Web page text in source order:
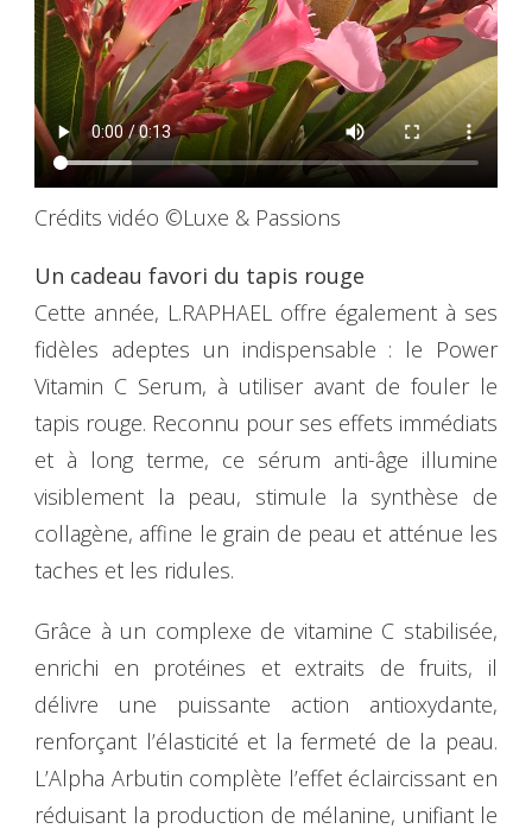
Crédits vidéo ©Luxe & Passions
Un cadeau favori du tapis rouge
Cette année, L.RAPHAEL offre également à ses
fidèles adeptes un indispensable : le Power
Vitamin C Serum, à utiliser avant de fouler le
tapis rouge. Reconnu pour ses effets immédiats
et à long terme, ce sérum anti-âge illumine
visiblement la peau, stimule la synthèse de
collagène, affine le grain de peau et atténue les
taches et les ridules.
Grâce à un complexe de vitamine C stabilisée,
enrichi en protéines et extraits de fruits, il
délivre une puissante action antioxydante,
renforçant l’élasticité et la fermeté de la peau.
L’Alpha Arbutin complète l’effet éclaircissant en
réduisant la production de mélanine, unifiant le